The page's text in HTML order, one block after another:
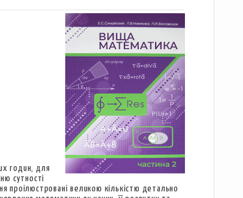
годин, для
сутності
проілюстровані великою кількістю детально